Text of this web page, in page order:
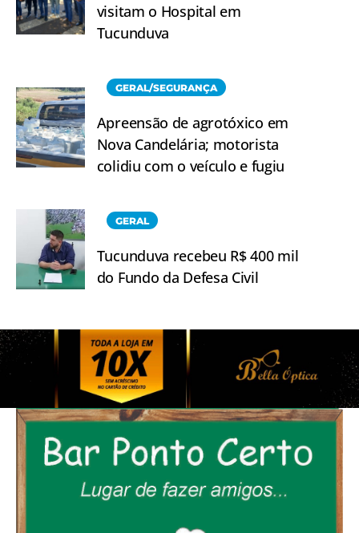
visitam o Hospital em
Tucunduva
GERAL/SEGURANÇA
Apreensão de agrotóxico em
Nova Candelária; motorista
colidiu com o veículo e fugiu
GERAL
Tucunduva recebeu R$ 400 mil
do Fundo da Defesa Civil